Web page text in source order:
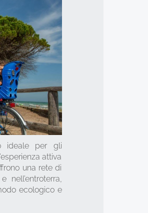
ideale per gli
attiva
una rete di
ecologico e